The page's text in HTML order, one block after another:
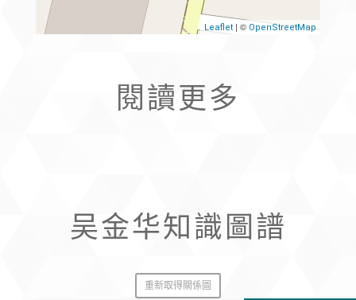
Leaflet | © OpenStreetMap
閱讀更多
吴金华知識圖譜
重新取得關係圖